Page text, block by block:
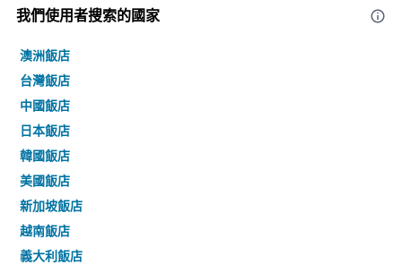
我們使用者搜索的國家
澳洲飯店
台灣飯店
中國飯店
日本飯店
韓國飯店
美國飯店
新加坡飯店
越南飯店
義大利飯店